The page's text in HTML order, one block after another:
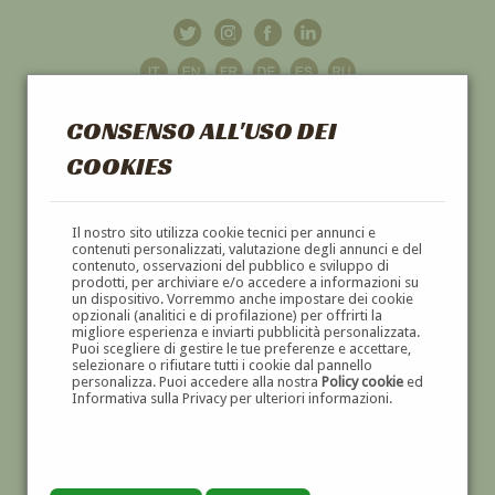
CONSENSO ALL'USO DEI
COOKIES
Il nostro sito utilizza cookie tecnici per annunci e
contenuti personalizzati, valutazione degli annunci e del
contenuto, osservazioni del pubblico e sviluppo di
prodotti, per archiviare e/o accedere a informazioni su
un dispositivo. Vorremmo anche impostare dei cookie
opzionali (analitici e di profilazione) per offrirti la
migliore esperienza e inviarti pubblicità personalizzata.
Puoi scegliere di gestire le tue preferenze e accettare,
selezionare o rifiutare tutti i cookie dal pannello
personalizza. Puoi accedere alla nostra Policy cookieed
Informativa sulla Privacy per ulteriori informazioni.
GALLERIAD'ARTE
DIPINTI E SCULTURE '800 E '900